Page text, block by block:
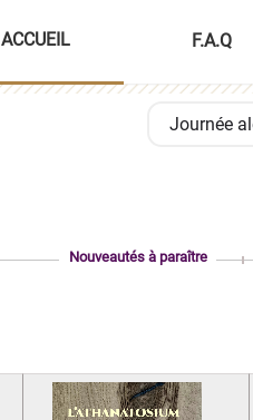
ACCUEIL F.A.Q
Journée
Nouveautés à paraître